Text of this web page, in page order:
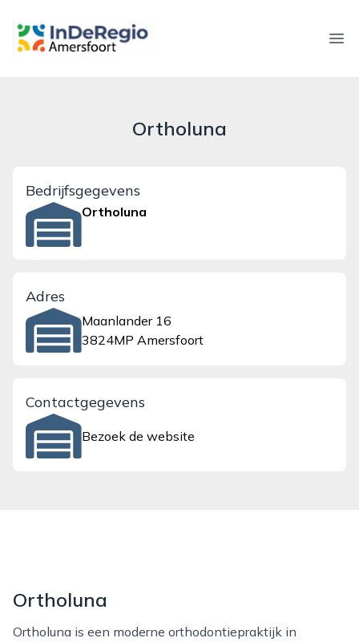
inderegioamersfoort.nl
Ortholuna
Bedrijfsgegevens
Ortholuna
Adres
Maanlander 16
3824MP Amersfoort
Contactgegevens
Bezoek de website
Ortholuna
Ortholuna is een moderne orthodontiepraktijk in